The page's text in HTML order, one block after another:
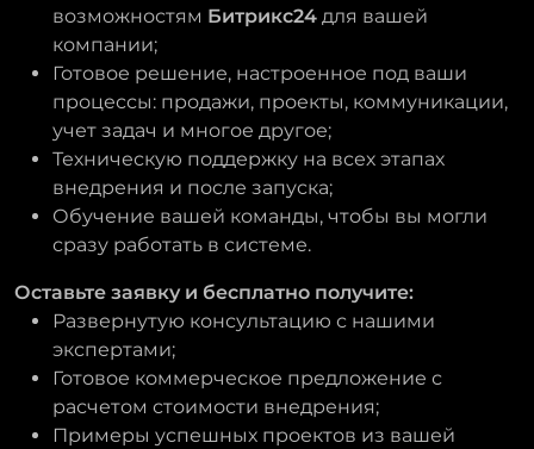
возможностям Битрикс24 для вашей
компании;
Готовое решение, настроенное под ваши
процессы: продажи, проекты, коммуникации,
учет задач и многое другое;
Техническую поддержку на всех этапах
внедрения и после запуска;
Обучение вашей команды, чтобы вы могли
сразу работать в системе.
Оставьте заявку и бесплатно получите:
Развернутую консультацию с нашими
экспертами;
Готовое коммерческое предложение с
расчетом стоимости внедрения;
Примеры успешных проектов из вашей